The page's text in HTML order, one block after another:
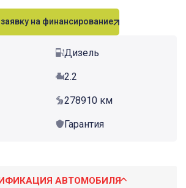
на финансирование
Дизель
2.2
278910 км
Гарантия
АВТОМОБИЛЯ